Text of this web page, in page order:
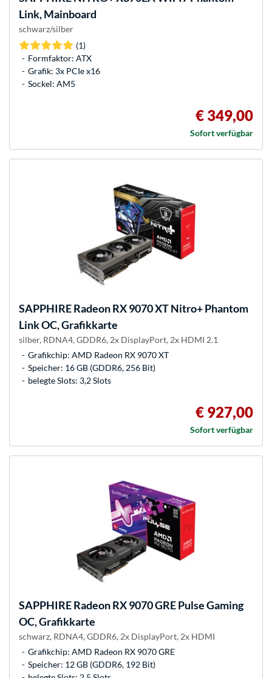
Link, Mainboard
schwarz/silber
(1)
Formfaktor: ATX
Grafik: 3x PCIe x16
Sockel: AM5
€ 349,00
Sofort verfügbar
SAPPHIRERadeon RX 9070 XT Nitro+ Phantom
Link OC, Grafikkarte
silber, RDNA4, GDDR6, 2x DisplayPort, 2x HDMI 2.1
Grafikchip: AMD Radeon RX 9070 XT
Speicher: 16 GB (GDDR6, 256 Bit)
belegte Slots: 3,2 Slots
€ 927,00
Sofort verfügbar
SAPPHIRERadeon RX 9070 GRE Pulse Gaming
OC, Grafikkarte
schwarz, RDNA4, GDDR6, 2x DisplayPort, 2x HDMI
Grafikchip: AMD Radeon RX 9070 GRE
Speicher: 12 GB (GDDR6, 192 Bit)